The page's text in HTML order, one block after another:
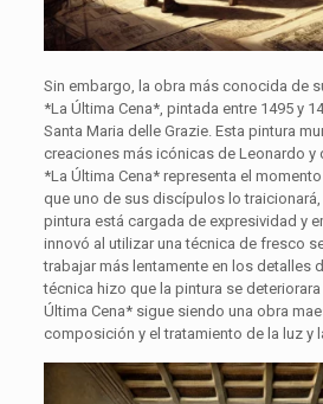
Sin embargo, la obra más conocida de
*La Última Cena*, pintada entre 1495 y
Santa Maria delle Grazie. Esta pintura
creaciones más icónicas de Leonardo y
*La Última Cena* representa el
que uno de sus discípulos lo traicionará,
pintura está cargada de expresividad y
innovó al utilizar una técnica de fresco
trabajar más lentamente en los detalles
técnica hizo que la pintura se
Última Cena* sigue siendo una obra
composición y el tratamiento de la luz y